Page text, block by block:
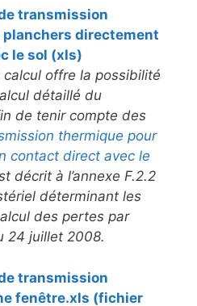
transmission
directement
le sol (xls)
offre la possibilité
détaillé du
de tenir compte des
thermique pour
contact direct avec le
décrit à l’annexe F.2.2
déterminant les
des pertes par
24 juillet 2008.
transmission
fenêtre.xls (fichier